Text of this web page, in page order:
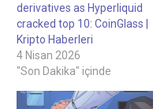
derivatives as Hyperliquid
cracked top 10: CoinGlass |
Kripto Haberleri
4 Nisan 2026
"Son Dakika" içinde